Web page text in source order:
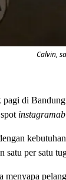
Calvin,
pagi di
satu per satu